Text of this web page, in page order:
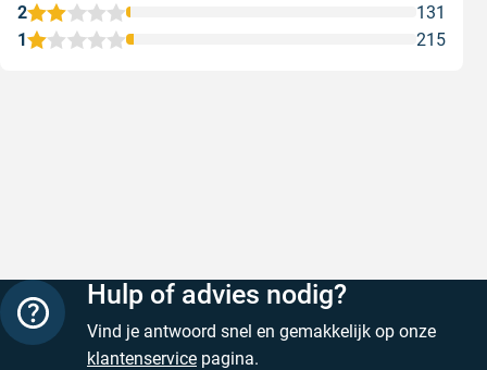
1 215
2 131
Hulp of advies nodig?
Vind je antwoord snel en gemakkelijk op onze
klantenservice pagina.